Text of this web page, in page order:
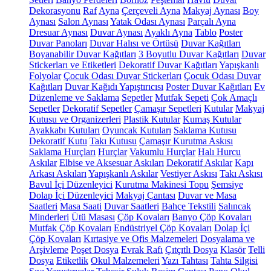
Dekorasyonu Raf Ayna Çerçeveli Ayna Makyaj Aynası Boy
Aynası Salon Aynası Yatak Odası Aynası Parçalı Ayna
Dresuar Aynası Duvar Aynası Ayaklı Ayna Tablo Poster
Duvar Panoları Duvar Halısı ve Örtüsü Duvar Kağıtları
Boyanabilir Duvar Kağıtları 3 Boyutlu Duvar Kağıtları Duvar
Stickerları ve Etiketleri Dekoratif Duvar Kağıtları Yapışkanlı
Folyolar Çocuk Odası Duvar Stickerları Çocuk Odası Duvar
Kağıtları Duvar Kağıdı Yapıştırıcısı Poster Duvar Kağıtları Ev
Düzenleme ve Saklama Sepetler Mutfak Sepeti Çok Amaçlı
Sepetler Dekoratif Sepetler Çamaşır Sepetleri Kutular Makyaj
Kutusu ve Organizerleri Plastik Kutular Kumaş Kutular
Ayakkabı Kutuları Oyuncak Kutuları Saklama Kutusu
Dekoratif Kutu Takı Kutusu Çamaşır Kurutma Askısı
Saklama Hurçları Hurçlar Vakumlu Hurçlar Halı Hurcu
Askılar Elbise ve Aksesuar Askıları Dekoratif Askılar Kapı
Arkası Askıları Yapışkanlı Askılar Vestiyer Askısı Takı Askısı
Bavul İçi Düzenleyici Kurutma Makinesi Topu Şemsiye
Dolap İçi Düzenleyici Makyaj Çantası Duvar ve Masa
Saatleri Masa Saati Duvar Saatleri Bahçe Tekstili Salıncak
Minderleri Ütü Masası Çöp Kovaları Banyo Çöp Kovaları
Mutfak Çöp Kovaları Endüstriyel Çöp Kovaları Dolap İçi
Çöp Kovaları Kırtasiye ve Ofis Malzemeleri Dosyalama ve
Arşivleme Poşet Dosya Evrak Rafı Çıtçıtlı Dosya Klasör Telli
Dosya Etiketlik Okul Malzemeleri Yazı Tahtası Tahta Silgisi